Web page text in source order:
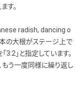
す。
radish, dancing o
本の大根がステージ上で
3:2」と指定しています。
う一度同様に繰り返し